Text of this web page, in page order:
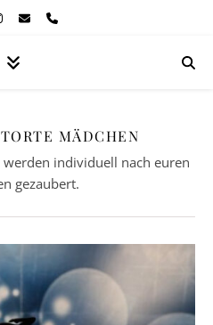
MÄDCHEN
individuell nach euren
gezaubert.